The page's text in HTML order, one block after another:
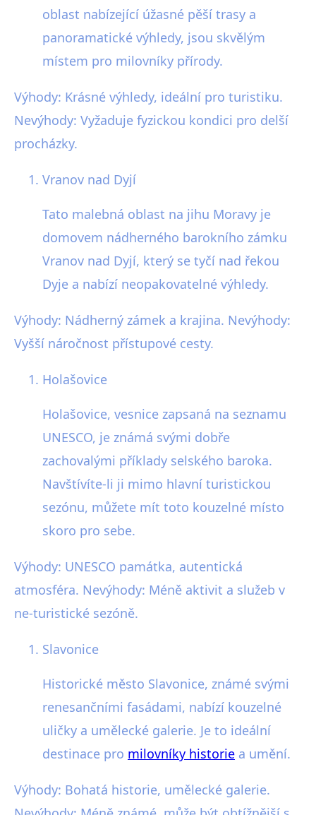
oblast nabízející úžasné pěší trasy a
panoramatické výhledy, jsou skvělým
místem pro milovníky přírody.
Výhody: Krásné výhledy, ideální pro turistiku.
Nevýhody: Vyžaduje fyzickou kondici pro delší
procházky.
Vranov nad Dyjí
Tato malebná oblast na jihu Moravy je
domovem nádherného barokního zámku
Vranov nad Dyjí, který se tyčí nad řekou
Dyje a nabízí neopakovatelné výhledy.
Výhody: Nádherný zámek a krajina. Nevýhody:
Vyšší náročnost přístupové cesty.
Holašovice
Holašovice, vesnice zapsaná na seznamu
UNESCO, je známá svými dobře
zachovalými příklady selského baroka.
Navštívíte-li ji mimo hlavní turistickou
sezónu, můžete mít toto kouzelné místo
skoro pro sebe.
Výhody: UNESCO památka, autentická
atmosféra. Nevýhody: Méně aktivit a služeb v
ne-turistické sezóně.
Slavonice
Historické město Slavonice, známé svými
renesančními fasádami, nabízí kouzelné
uličky a umělecké galerie. Je to ideální
destinace pro milovníky historie a umění.
Výhody: Bohatá historie, umělecké galerie.